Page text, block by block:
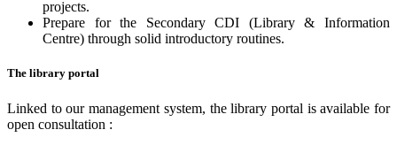
projects.
Prepare for the Secondary CDI (Library & Information
Centre) through solid introductory routines.
The library portal
Linked to our management system, the library portal is available for
open consultation :